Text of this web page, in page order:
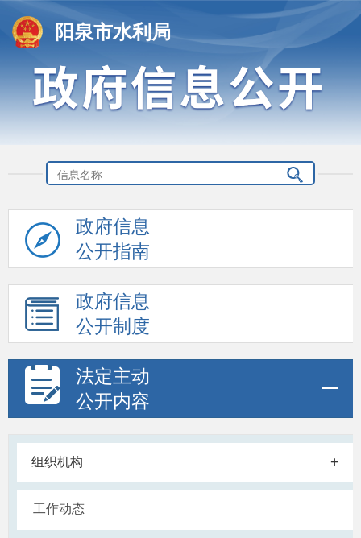
阳泉市水利局
政府信息
公开指南
政府信息
公开制度
法定主动
公开内容
组织机构 +
工作动态